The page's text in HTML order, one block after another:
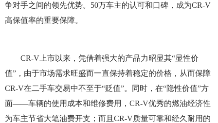
争对手之间的领先优势。50万车主的认可和口碑，成为CR-V
高保值率的重要保障。
CR-V上市以来，凭借着强大的产品力昭显其“显性价
值”，由于市场需求旺盛而一直保持着稳定的价格，从而保障
CR-V在二手车交易中不至于“贬值”。同时，在“隐性价值”方
面――车辆的使用成本和维修费用，CR-V优秀的燃油经济性
为车主节省大笔油费开支；而且CR-V质量可靠和经久耐用的